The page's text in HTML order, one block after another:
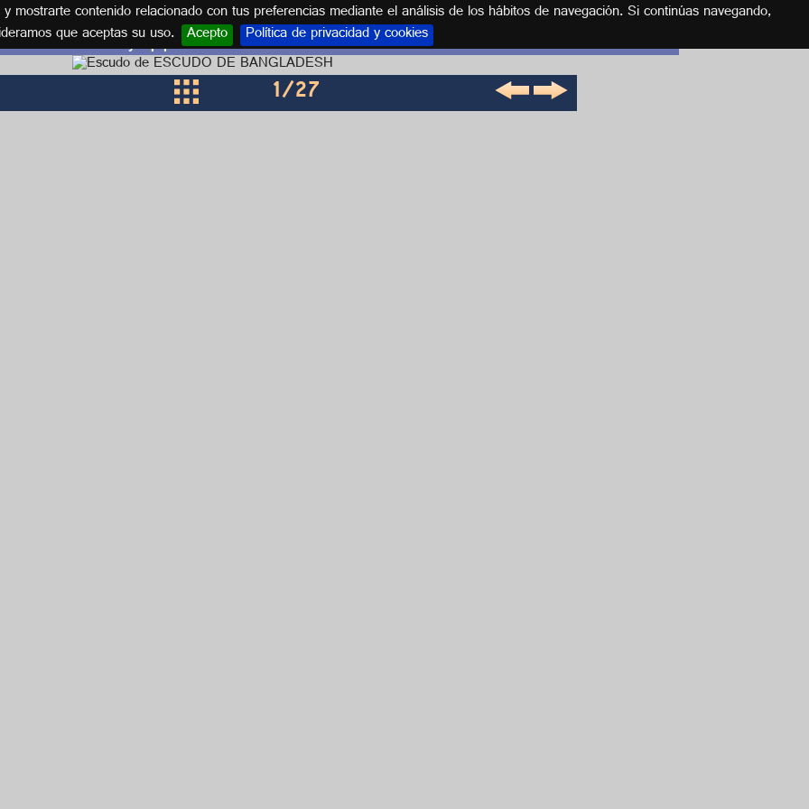
mostrarte contenido relacionado con tus preferencias mediante el análisis de los hábitos de navegación. Si continúas navegando,
que aceptas su uso. Acepto Política de privacidad y cookies
Escudos y equipaciones de BANGLADESH
1/27